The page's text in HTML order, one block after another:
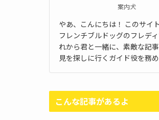
案内犬
やあ、こんにちは！ このサイト
フレンチブルドッグのフレデ
れから君と一緒に、素敵な記
見を探しに行くガイド役を務め
こんな記事があるよ